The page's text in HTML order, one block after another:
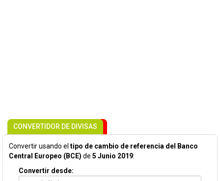
CONVERTIDOR DE DIVISAS
Convertir usando el tipo de cambio de referencia del Banco
Central Europeo (BCE) de 5 Junio 2019:
Convertir desde: